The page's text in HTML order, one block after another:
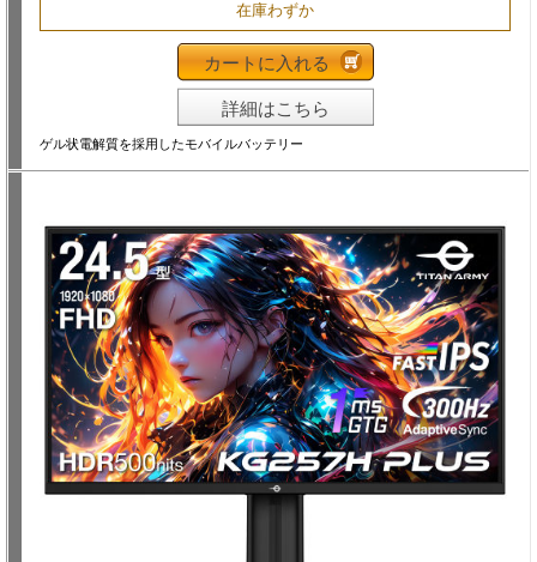
在庫わずか
カートに入れる
詳細はこちら
ゲル状電解質を採用したモバイルバッテリー